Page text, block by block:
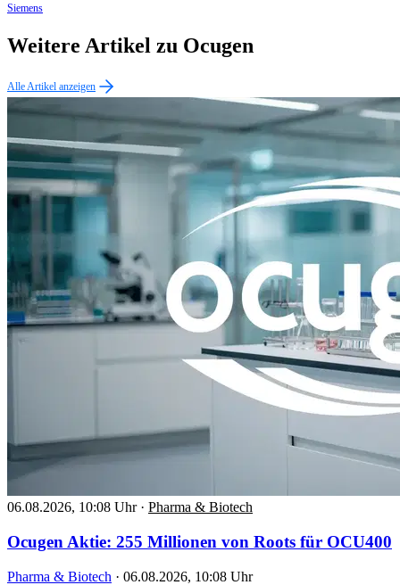
Siemens
Weitere Artikel zu Ocugen
Alle Artikel anzeigen
06.08.2026, 10:08 Uhr · Pharma & Biotech
Ocugen Aktie: 255 Millionen von Roots für OCU400
Pharma & Biotech · 06.08.2026, 10:08 Uhr